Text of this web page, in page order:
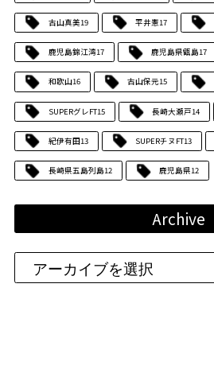
古山真美19 平井憲17
鹿児島錦江湾17 鹿児島県甑島17
和歌山16 古山保元15
SUPERグレFT15 長崎大瀬戸14
紀伊有田13 SUPERチヌFT13
長崎県五島列島12 鹿児島県12
Archive